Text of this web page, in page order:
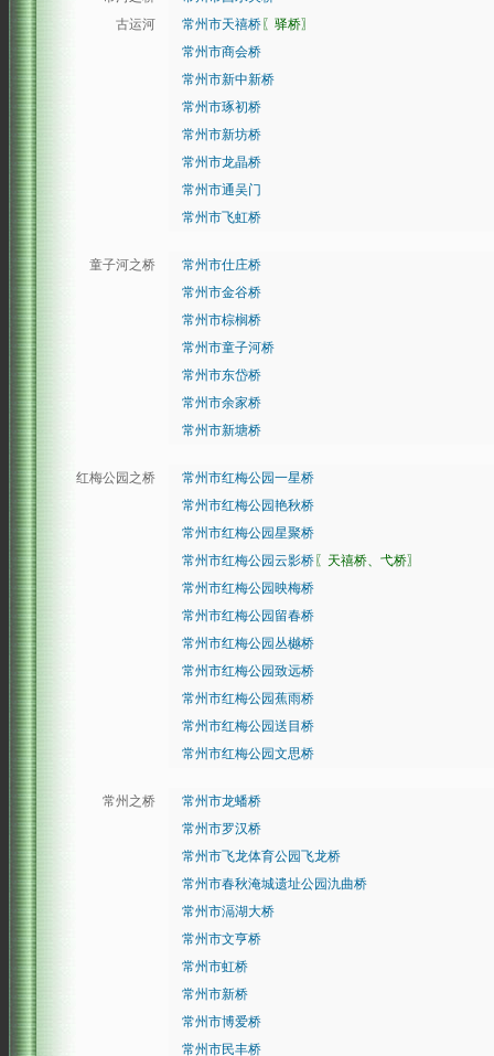
古运河
常州市天禧桥 〖驿桥〗
常州市商会桥
常州市新中新桥
常州市琢初桥
常州市新坊桥
常州市龙晶桥
常州市通吴门
常州市飞虹桥
童子河之桥
常州市仕庄桥
常州市金谷桥
常州市棕榈桥
常州市童子河桥
常州市东岱桥
常州市余家桥
常州市新塘桥
红梅公园之桥
常州市红梅公园一星桥
常州市红梅公园艳秋桥
常州市红梅公园星聚桥
常州市红梅公园云影桥 〖天禧桥、弋桥〗
常州市红梅公园映梅桥
常州市红梅公园留春桥
常州市红梅公园丛樾桥
常州市红梅公园致远桥
常州市红梅公园蕉雨桥
常州市红梅公园送目桥
常州市红梅公园文思桥
常州之桥
常州市龙蟠桥
常州市罗汉桥
常州市飞龙体育公园飞龙桥
常州市春秋淹城遗址公园氿曲桥
常州市滆湖大桥
常州市文亨桥
常州市虹桥
常州市新桥
常州市博爱桥
常州市民丰桥